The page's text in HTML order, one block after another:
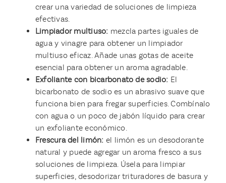
crear una variedad de soluciones de limpieza
efectivas.
Limpiador multiuso: mezcla partes iguales de
agua y vinagre para obtener un limpiador
multiuso eficaz. Añade unas gotas de aceite
esencial para obtener un aroma agradable.
Exfoliante con bicarbonato de sodio: El
bicarbonato de sodio es un abrasivo suave que
funciona bien para fregar superficies. Combínalo
con agua o un poco de jabón líquido para crear
un exfoliante económico.
Frescura del limón: el limón es un desodorante
natural y puede agregar un aroma fresco a sus
soluciones de limpieza. Úsela para limpiar
superficies, desodorizar trituradores de basura y